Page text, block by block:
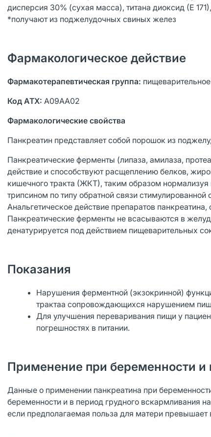
дисперсия 30% (сухая масса), титана диоксид (Е
*получают из поджелудочных свиных желез
Фармакологическое действие
Фармакотерапевтическая группа:
Код АТХ: А09АА02
Фармакологические свойства
Панкреатин представляет собой порошок из
Панкреатические ферменты (липаза, амилаза,
действие и способствуют расщеплению белков,
кишечного тракта (ЖКТ), таким образом
трипсином по типу обратной связи
Анальгетическое действие препаратов
Панкреатические ферменты не всасываются в
денатурируется под действием пищеварительных
Показания
Нарушения ферментной (экзокринной)
трактаа сопровождающихся нарушением
Для улучшения переваривания пищи у
погрешностях в питании.
Применение при беременности и
Данные о применении панкреатина при
беременности и в период грудного вскармливания
если предполагаемая польза для матери